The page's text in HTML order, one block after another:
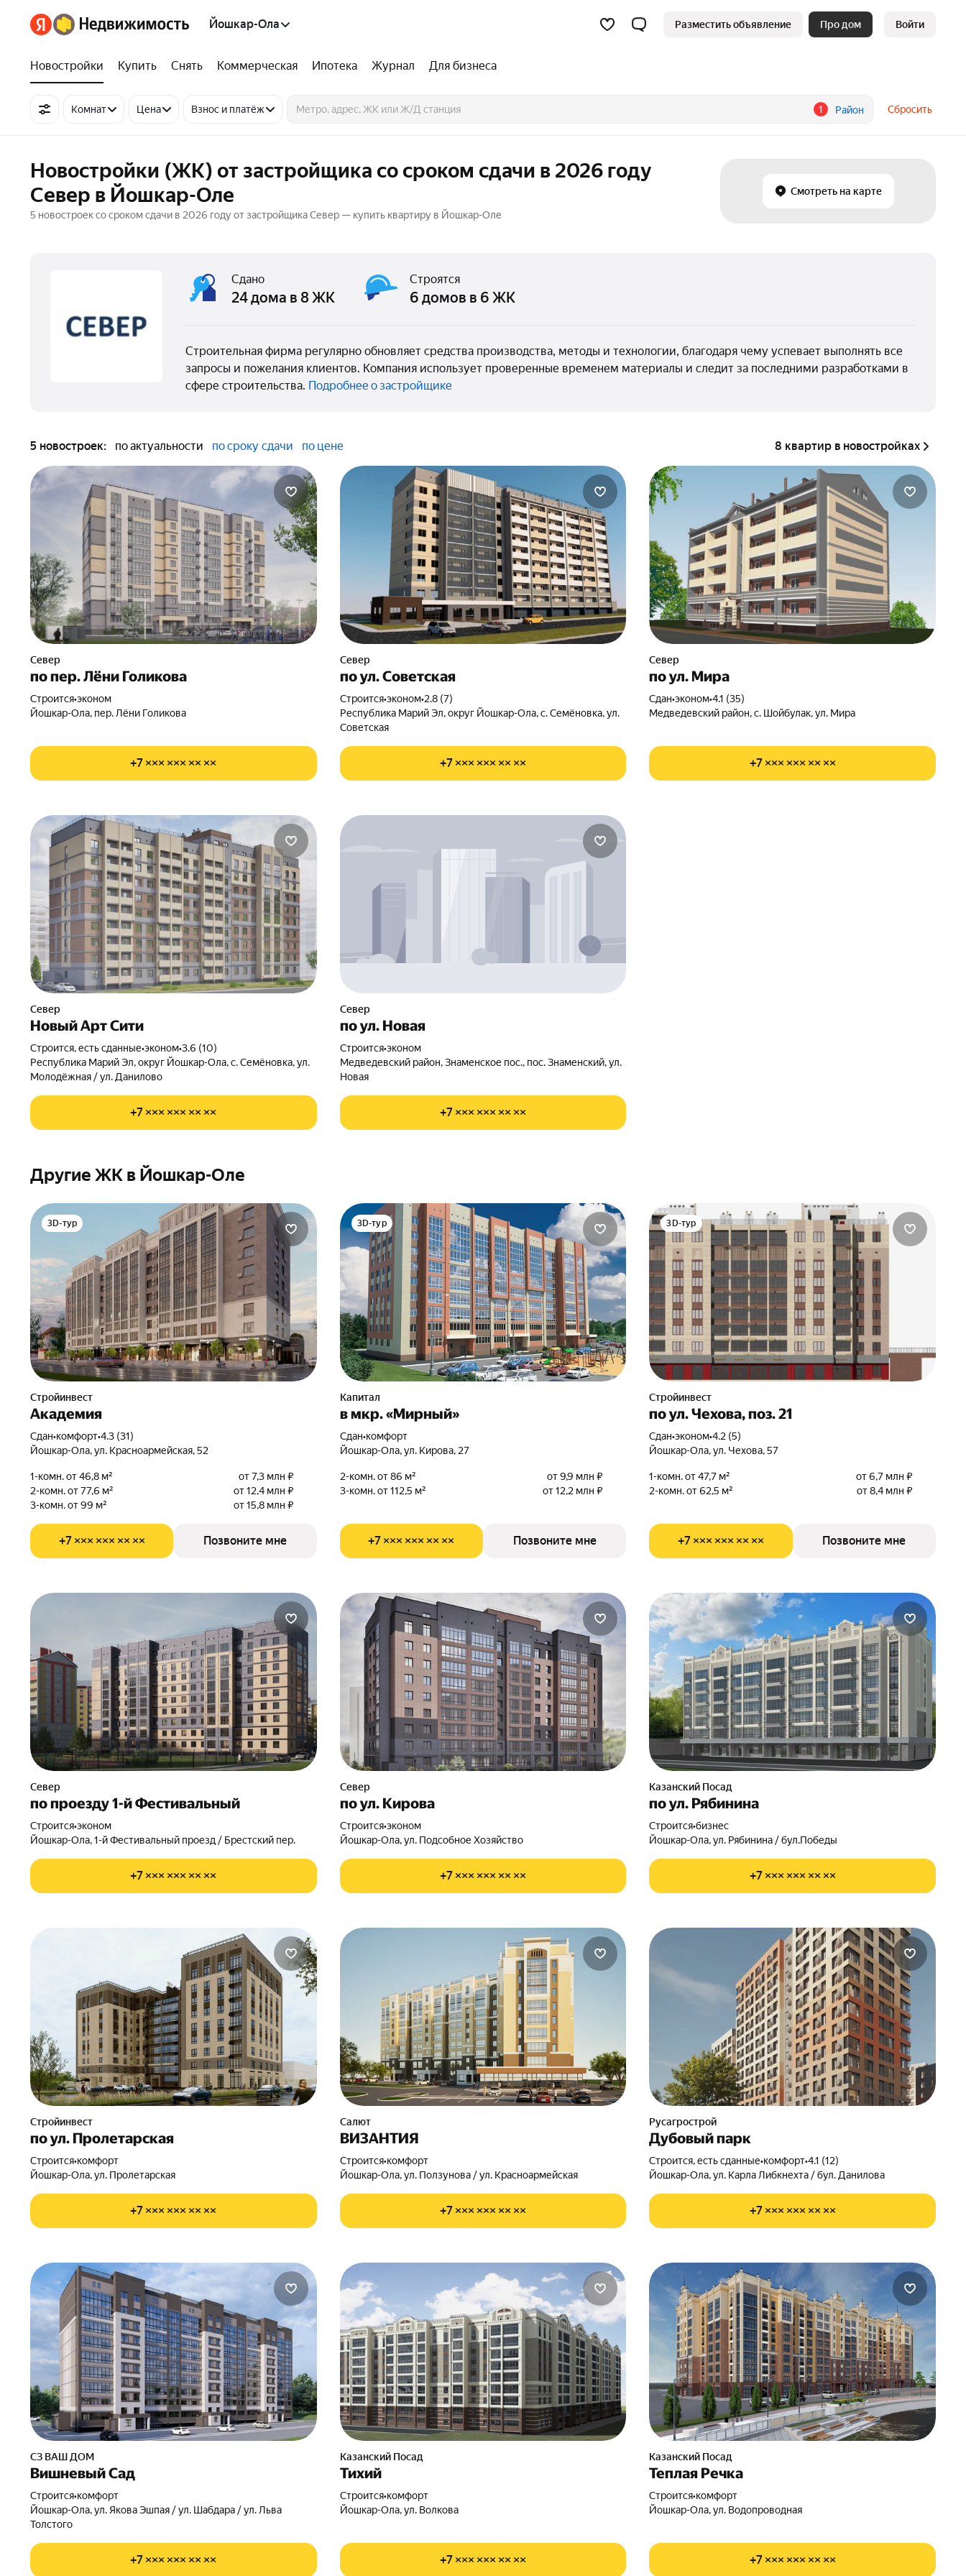
Йошкар-Ола Разместить объявление Про дом Войти
Новостройки Купить Снять Коммерческая Ипотека Журнал Для бизнеса
Комнат Цена Взнос и платёж 1 Район Сбросить
Новостройки (ЖК) от застройщика со сроком сдачи в 2026 году
Север в Йошкар-Оле
5 новостроек со сроком сдачи в 2026 году от застройщика Север — купить квартиру в Йошкар-Оле
Смотреть на карте
Сдано
24 дома в 8 ЖК
Строятся
6 домов в 6 ЖК
Строительная фирма регулярно обновляет средства производства, методы и технологии, благодаря чему успевает выполнять все
запросы и пожелания клиентов. Компания использует проверенные временем материалы и следит за последними разработками в
сфере строительства. Подробнее о застройщике
5 новостроек: по актуальности по сроку сдачи по цене 8 квартир в новостройках
Север
по пер. Лёни Голикова
Строится•эконом
Йошкар-Ола, пер. Лёни Голикова
+7 ××× ××× ×× ××
Север
по ул. Советская
Строится•эконом•2.8 (7)
Республика Марий Эл, округ Йошкар-Ола, с. Семёновка, ул.
Советская
+7 ××× ××× ×× ××
Север
по ул. Мира
Сдан•эконом•4.1 (35)
Медведевский район, с. Шойбулак, ул. Мира
+7 ××× ××× ×× ××
Север
Новый Арт Сити
Строится, есть сданные•эконом•3.6 (10)
Республика Марий Эл, округ Йошкар-Ола, с. Семёновка, ул.
Молодёжная / ул. Данилово
+7 ××× ××× ×× ××
Север
по ул. Новая
Строится•эконом
Медведевский район, Знаменское пос., пос. Знаменский, ул.
Новая
+7 ××× ××× ×× ××
Другие ЖК в Йошкар-Оле
3D-тур
Стройинвест
Академия
Сдан•комфорт•4.3 (31)
Йошкар-Ола, ул. Красноармейская, 52
1-комн. от 46,8 м²
от 7,3 млн ₽
2-комн. от 77,6 м²
от 12,4 млн ₽
3-комн. от 99 м²
от 15,8 млн ₽
+7 ××× ××× ×× ×× Позвоните мне
3D-тур
Капитал
в мкр. «Мирный»
Сдан•комфорт
Йошкар-Ола, ул. Кирова, 27
2-комн. от 86 м²
от 9,9 млн ₽
3-комн. от 112,5 м²
от 12,2 млн ₽
+7 ××× ××× ×× ×× Позвоните мне
3D-тур
Стройинвест
по ул. Чехова, поз. 21
Сдан•эконом•4.2 (5)
Йошкар-Ола, ул. Чехова, 57
1-комн. от 47,7 м²
от 6,7 млн ₽
2-комн. от 62,5 м²
от 8,4 млн ₽
+7 ××× ××× ×× ×× Позвоните мне
Север
по проезду 1-й Фестивальный
Строится•эконом
Йошкар-Ола, 1-й Фестивальный проезд / Брестский пер.
+7 ××× ××× ×× ××
Север
по ул. Кирова
Строится•эконом
Йошкар-Ола, ул. Подсобное Хозяйство
+7 ××× ××× ×× ××
Казанский Посад
по ул. Рябинина
Строится•бизнес
Йошкар-Ола, ул. Рябинина / бул.Победы
+7 ××× ××× ×× ××
Стройинвест
по ул. Пролетарская
Строится•комфорт
Йошкар-Ола, ул. Пролетарская
+7 ××× ××× ×× ××
Салют
ВИЗАНТИЯ
Строится•комфорт
Йошкар-Ола, ул. Ползунова / ул. Красноармейская
+7 ××× ××× ×× ××
Русагрострой
Дубовый парк
Строится, есть сданные•комфорт•4.1 (12)
Йошкар-Ола, ул. Карла Либкнехта / бул. Данилова
+7 ××× ××× ×× ××
СЗ ВАШ ДОМ
Вишневый Сад
Строится•комфорт
Йошкар-Ола, ул. Якова Эшпая / ул. Шабдара / ул. Льва
Толстого
+7 ××× ××× ×× ××
Казанский Посад
Тихий
Строится•комфорт
Йошкар-Ола, ул. Волкова
+7 ××× ××× ×× ××
Казанский Посад
Теплая Речка
Строится•комфорт
Йошкар-Ола, ул. Водопроводная
+7 ××× ××× ×× ××